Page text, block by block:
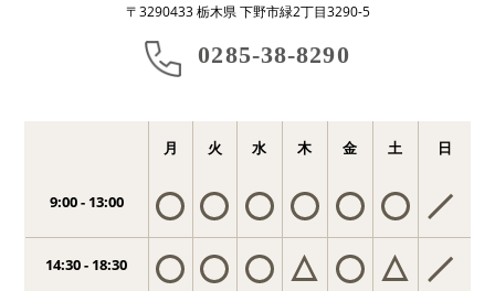
〒3290433 栃木県 下野市緑2丁目3290-5
0285-38-8290
月 火 水 木 金 土 日
9:00 - 13:00
14:30 - 18:30